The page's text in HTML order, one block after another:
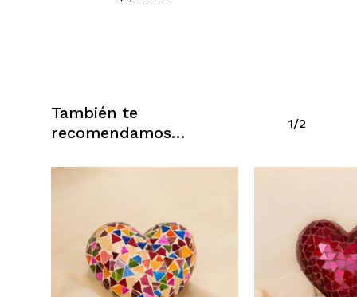
También te
recomendamos…
1/2